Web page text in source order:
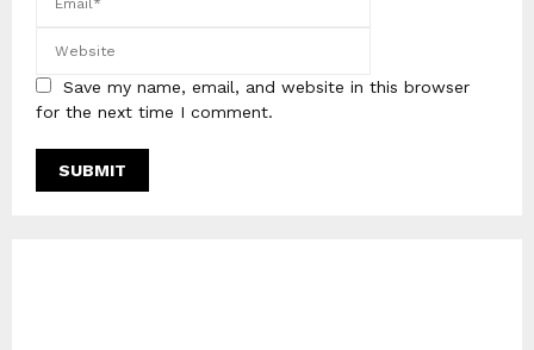
Save my name, email, and website in this browser
for the next time I comment.